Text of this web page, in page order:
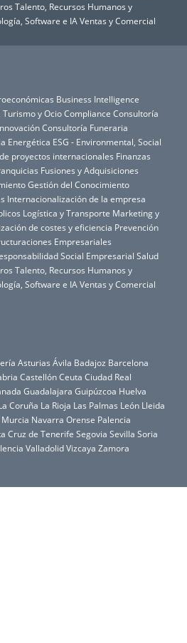
Talento, Recursos Humanos y
Software e IA Ventas y Comercial
Business Intelligence
Turismo y OcioCompliance Consultoría
Consultoría Funeraria
Energética ESG - Environmental, Social
proyectos internacionales Finanzas
Fusiones y Adquisiciones
Gestión del Conocimiento
Internacionalización de la empresa
Logística y Transporte Marketing y
de costes y eficiencia Prevención
Empresariales
Social Empresarial Salud
Talento, Recursos Humanos y
Software e IA Ventas y Comercial
Asturias Ávila Badajoz Barcelona
CastellónCeuta Ciudad Real
Guadalajara Guipúzcoa Huelva
Coruña La Rioja Las Palmas León Lleida
Murcia Navarra Orense Palencia
Cruz de Tenerife Segovia Sevilla Soria
ValladolidVizcaya Zamora